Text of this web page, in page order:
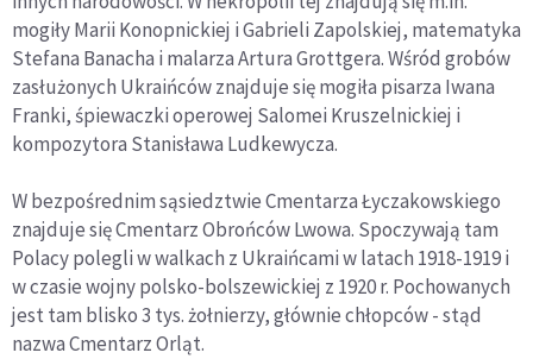
mogiły Marii Konopnickiej i Gabrieli Zapolskiej, matematyka
Stefana Banacha i malarza Artura Grottgera. Wśród grobów
zasłużonych Ukraińców znajduje się mogiła pisarza Iwana
Franki, śpiewaczki operowej Salomei Kruszelnickiej i
kompozytora Stanisława Ludkewycza.
W bezpośrednim sąsiedztwie Cmentarza Łyczakowskiego
znajduje się Cmentarz Obrońców Lwowa. Spoczywają tam
Polacy polegli w walkach z Ukraińcami w latach 1918-1919 i
w czasie wojny polsko-bolszewickiej z 1920 r. Pochowanych
jest tam blisko 3 tys. żołnierzy, głównie chłopców - stąd
nazwa Cmentarz Orląt.